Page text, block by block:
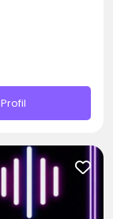
Profil